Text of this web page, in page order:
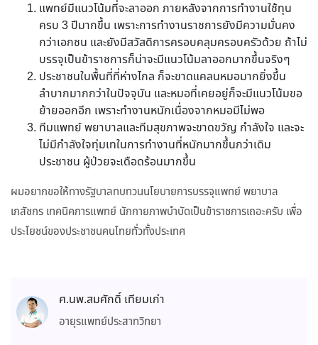
แพทย์มีแนวโน้มที่จะลาออก ภายหลังจากการทำงานใช้ทุน
ครบ 3 ปีมากขึ้น เพราะการทำงานราชการยังมีความมั่นคง
กว่าเอกชน และยังมีสวัสดิการครอบคลุมครอบครัวด้วย ถ้าไม่
บรรจุเป็นข้าราชการก็น่าจะมีแนวโน้มลาออกมากขึ้นจริงๆ
ประชาชนในพื้นที่ที่ห่างไกล ก็จะขาดแคลนหมอมากยิ่งขึ้น
ลำบากมากกว่าในปัจจุบัน และหมอที่เคยอยู่ก็จะมีแนวโน้มขอ
ย้ายออกอีก เพราะทำงานหนักเนื่องจากหมอมีไม่พอ
ทีมแพทย์ พยาบาลและทีมสุขภาพจะขาดขวัญ กำลังใจ และจะ
ไม่มีกำลังใจทุ่มเทในการทำงานที่หนักมากขึ้นกว่าเดิม
ประชาชน ผู้ป่วยจะเดือดร้อนมากขึ้น
ผมอยากขอให้ทางรัฐบาลทบทวนนโยบายการบรรจุแพทย์ พยาบาล
เภสัชกร เทคนิคการแพทย์ นักกายภาพบำบัดเป็นข้าราชการเถอะครับ เพื่อ
ประโยชน์ของประชาชนคนไทยทั่วทั้งประเทศ
ศ.นพ.สมศักดิ์ เทียมเก่า
อายุรแพทย์ประสาทวิทยา